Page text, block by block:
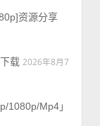
资源分享
载 2026年8月7
1080p/Mp4」